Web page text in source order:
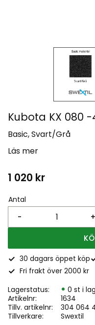
Kubota KX 080
Basic, Svart/Grå
Läs mer
1 020 kr
Antal
+
-
30 dagars öppet köp
Fri frakt över 2000 kr
Lagerstatus
0 st i
Artikelnr
1634
Tillv. artikelnr
304 064
Tillverkare
Swextil